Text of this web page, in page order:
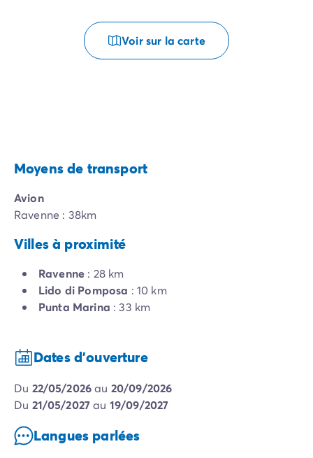
Voir sur la carte
Moyens de transport
Avion
Ravenne : 38km
Villes à proximité
Ravenne : 28 km
Lido di Pomposa : 10 km
Punta Marina : 33 km
Dates d'ouverture
du 22/05/2026au 20/09/2026
du 21/05/2027au 19/09/2027
Langues parlées